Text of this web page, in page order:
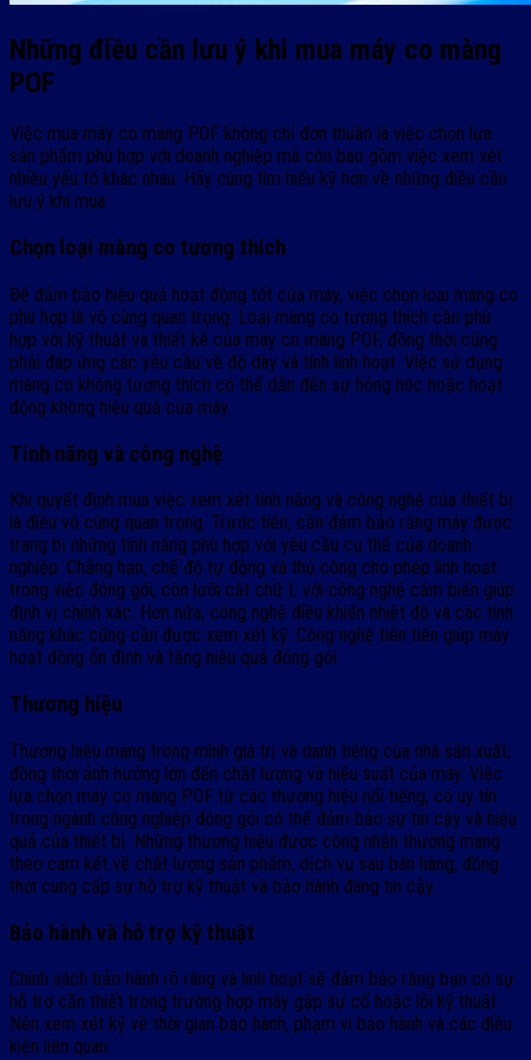
Những điều cần lưu ý khi mua máy co màng
POF
Việc mua máy co màng POF không chỉ đơn thuần là việc chọn lựa
sản phẩm phù hợp với doanh nghiệp mà còn bao gồm việc xem xét
nhiều yếu tố khác nhau. Hãy cùng tìm hiểu kỹ hơn về những điều cần
lưu ý khi mua
Chọn loại màng co tương thích
Để đảm bảo hiệu quả hoạt động tốt của máy, việc chọn loại màng co
phù hợp là vô cùng quan trọng. Loại màng co tương thích cần phù
hợp với kỹ thuật và thiết kế của máy co màng POF, đồng thời cũng
phải đáp ứng các yêu cầu về độ dày và tính linh hoạt. Việc sử dụng
màng co không tương thích có thể dẫn đến sự hỏng hóc hoặc hoạt
động không hiệu quả của máy.
Tính năng và công nghệ
Khi quyết định mua việc xem xét tính năng và công nghệ của thiết bị
là điều vô cùng quan trọng. Trước tiên, cần đảm bảo rằng máy được
trang bị những tính năng phù hợp với yêu cầu cụ thể của doanh
nghiệp. Chẳng hạn, chế độ tự động và thủ công cho phép linh hoạt
trong việc đóng gói, còn lưỡi cắt chữ L với công nghệ cảm biến giúp
định vị chính xác. Hơn nữa, công nghệ điều khiển nhiệt độ và các tính
năng khác cũng cần được xem xét kỹ. Công nghệ tiên tiến giúp máy
hoạt động ổn định và tăng hiệu quả đóng gói.
Thương hiệu
Thương hiệu mang trong mình giá trị và danh tiếng của nhà sản xuất,
đồng thời ảnh hưởng lớn đến chất lượng và hiệu suất của máy. Việc
lựa chọn máy co màng POF từ các thương hiệu nổi tiếng, có uy tín
trong ngành công nghiệp đóng gói có thể đảm bảo sự tin cậy và hiệu
quả của thiết bị. Những thương hiệu được công nhận thường mang
theo cam kết về chất lượng sản phẩm, dịch vụ sau bán hàng, đồng
thời cung cấp sự hỗ trợ kỹ thuật và bảo hành đáng tin cậy.
Bảo hành và hỗ trợ kỹ thuật
Chính sách bảo hành rõ ràng và linh hoạt sẽ đảm bảo rằng bạn có sự
hỗ trợ cần thiết trong trường hợp máy gặp sự cố hoặc lỗi kỹ thuật.
Nên xem xét kỹ về thời gian bảo hành, phạm vi bảo hành và các điều
kiện liên quan.